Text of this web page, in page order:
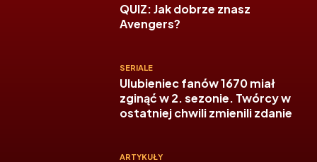
QUIZ: Jak dobrze znasz
Avengers?
SERIALE
Ulubieniec fanów 1670 miał
zginąć w 2. sezonie. Twórcy w
ostatniej chwili zmienili zdanie
ARTYKUŁY